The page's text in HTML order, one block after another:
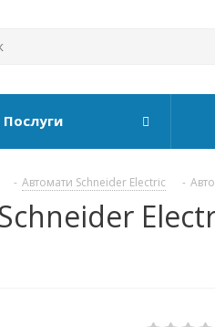
Послуги
- Автомати Schneider Electric -